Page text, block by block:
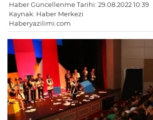
Haber Güncellenme Tarihi: 29.08.2022 10:39
Kaynak: Haber Merkezi
Haberyazilimi.com